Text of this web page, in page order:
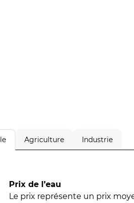
Agriculture Industrie
Prix de l’eau
Le prix représente un prix